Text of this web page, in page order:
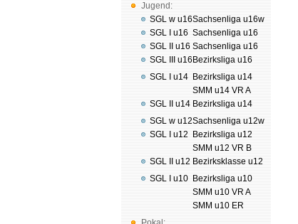
Jugend:
SGL w u16
SGL I u16
SGL II u16
SGL III u16
SGL I u14
SGL II u14
SGL w u12
SGL I u12
SGL II u12
SGL I u10
Sachsenliga u16w
Sachsenliga u16
Sachsenliga u16
Bezirksliga u16
Bezirksliga u14
SMM u14 VR A
Bezirksliga u14
Sachsenliga u12w
Bezirksliga u12
SMM u12 VR B
Bezirksklasse u12
Bezirksliga u10
SMM u10 VR A
SMM u10 ER